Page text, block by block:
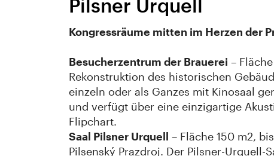
Pilsner Urquell
Kongressräume mitten im Herzen der
Besucherzentrum der Brauerei –
Rekonstruktion des historischen
einzeln oder als Ganzes mit Kinosaal
und verfügt über eine einzigartige
Flipchart.
Saal Pilsner Urquell – Fläche 150 m2,
Pilsenský Prazdroj. Der Pilsner-